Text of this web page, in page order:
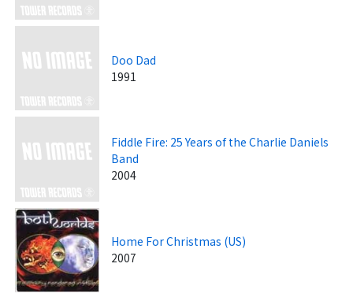
Doo Dad
1991
Fiddle Fire: 25 Years of the Charlie Daniels
Band
2004
Home For Christmas (US)
2007